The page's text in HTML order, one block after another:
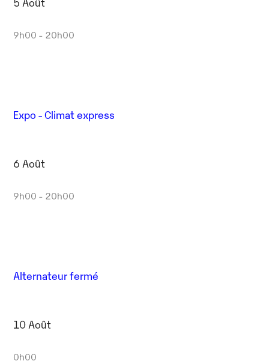
9h00 - 20h00
Expo - Climat express
6 Août
9h00 - 20h00
Alternateur fermé
10 Août
0h00